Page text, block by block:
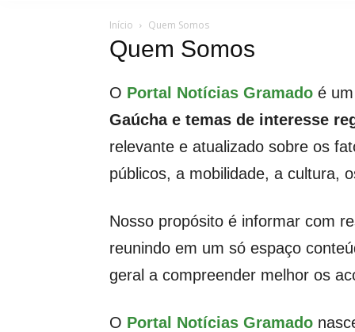
Início Quem Somos
Quem Somos
O Portal Notícias Gramado é
Gaúcha e temas de interesse
relevante e atualizado sobre os
públicos, a mobilidade, a cultura,
Nosso propósito é informar com
reunindo em um só espaço
geral a compreender melhor os
O Portal Notícias Gramado